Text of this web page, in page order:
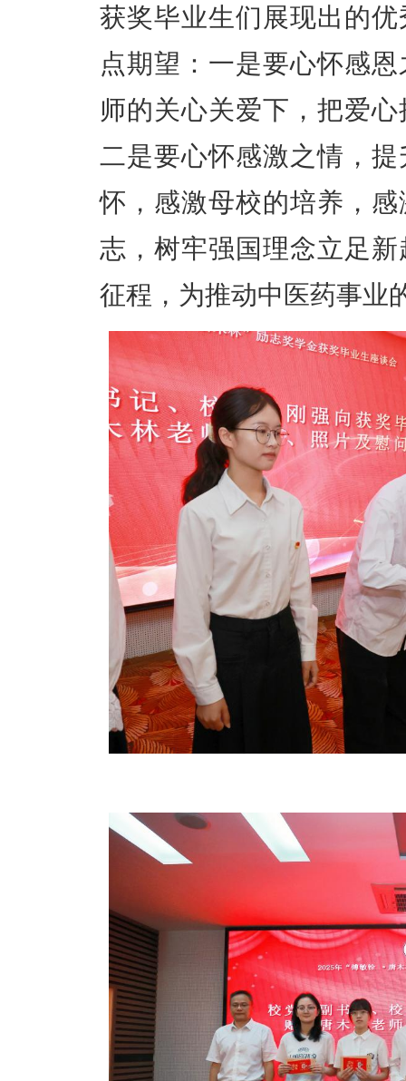
获奖毕业生们展现出的
点期望：一是要心怀感
师的关心关爱下，把爱
二是要心怀感激之情，
怀，感激母校的培养，
志，树牢强国理念立足
征程，为推动中医药事业